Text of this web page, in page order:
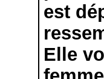
est
Elle